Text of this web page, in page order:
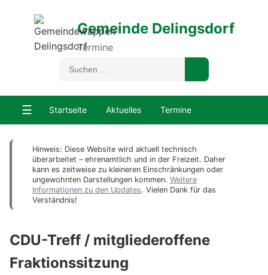
Gemeinde Delingsdorf
Termine
☰ Startseite Aktuelles Termine
Hinweis: Diese Website wird aktuell technisch
überarbeitet – ehrenamtlich und in der Freizeit. Daher
kann es zeitweise zu kleineren Einschränkungen oder
ungewohnten Darstellungen kommen. Weitere
Informationen zu den Updates. Vielen Dank für das
Verständnis!
CDU-Treff / mitgliederoffene
Fraktionssitzung